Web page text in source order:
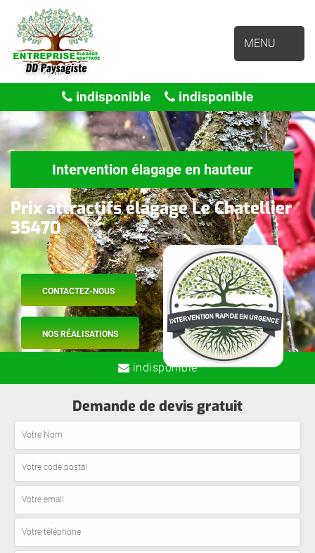
MENU
indisponible indisponible
Intervention élagage en hauteur
Prix attractifs élagage Le Chatellier
35470
CONTACTEZ-NOUS
NOS RÉALISATIONS
indisponible
Demande de devis gratuit